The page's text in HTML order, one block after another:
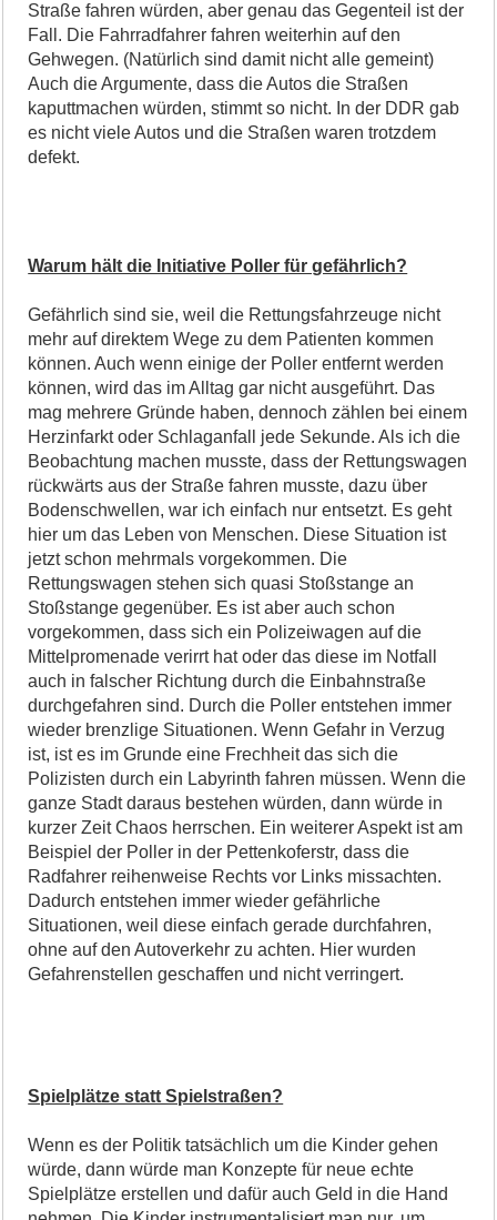
Straße fahren würden, aber genau das Gegenteil ist der
Fall. Die Fahrradfahrer fahren weiterhin auf den
Gehwegen. (Natürlich sind damit nicht alle gemeint)
Auch die Argumente, dass die Autos die Straßen
kaputtmachen würden, stimmt so nicht. In der DDR gab
es nicht viele Autos und die Straßen waren trotzdem
defekt.
Warum hält die Initiative Poller für gefährlich?
Gefährlich sind sie, weil die Rettungsfahrzeuge nicht
mehr auf direktem Wege zu dem Patienten kommen
können. Auch wenn einige der Poller entfernt werden
können, wird das im Alltag gar nicht ausgeführt. Das
mag mehrere Gründe haben, dennoch zählen bei einem
Herzinfarkt oder Schlaganfall jede Sekunde. Als ich die
Beobachtung machen musste, dass der Rettungswagen
rückwärts aus der Straße fahren musste, dazu über
Bodenschwellen, war ich einfach nur entsetzt. Es geht
hier um das Leben von Menschen. Diese Situation ist
jetzt schon mehrmals vorgekommen. Die
Rettungswagen stehen sich quasi Stoßstange an
Stoßstange gegenüber. Es ist aber auch schon
vorgekommen, dass sich ein Polizeiwagen auf die
Mittelpromenade verirrt hat oder das diese im Notfall
auch in falscher Richtung durch die Einbahnstraße
durchgefahren sind. Durch die Poller entstehen immer
wieder brenzlige Situationen. Wenn Gefahr in Verzug
ist, ist es im Grunde eine Frechheit das sich die
Polizisten durch ein Labyrinth fahren müssen. Wenn die
ganze Stadt daraus bestehen würden, dann würde in
kurzer Zeit Chaos herrschen. Ein weiterer Aspekt ist am
Beispiel der Poller in der Pettenkoferstr, dass die
Radfahrer reihenweise Rechts vor Links missachten.
Dadurch entstehen immer wieder gefährliche
Situationen, weil diese einfach gerade durchfahren,
ohne auf den Autoverkehr zu achten. Hier wurden
Gefahrenstellen geschaffen und nicht verringert.
Spielplätze statt Spielstraßen?
Wenn es der Politik tatsächlich um die Kinder gehen
würde, dann würde man Konzepte für neue echte
Spielplätze erstellen und dafür auch Geld in die Hand